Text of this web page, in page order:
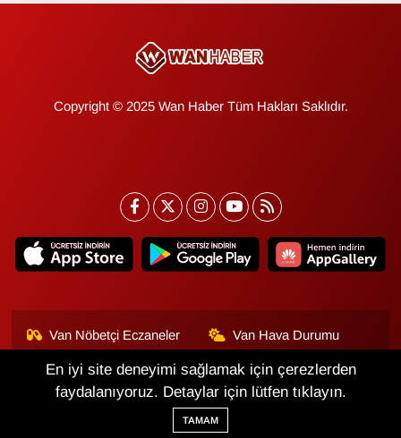
Copyright © 2025 Wan Haber Tüm Hakları Saklıdır.
Van Nöbetçi Eczaneler Van Hava Durumu
Van Namaz Vakitleri
Van Trafik Yoğunluk
Haritası
Puan Durumu ve Fikstür
En iyi site deneyimi sağlamak için çerezlerden
faydalanıyoruz. Detaylar için lütfen tıklayın.
TAMAM